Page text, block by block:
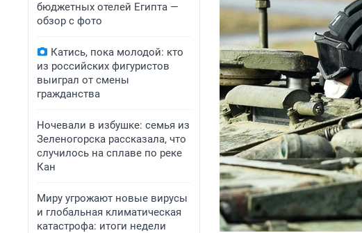
бюджетных отелей Египта —
обзор с фото
Катись, пока молодой: кто
из российских фигуристов
выиграл от смены
гражданства
Ночевали в избушке: семья из
Зеленогорска рассказала, что
случилось на сплаве по реке
Кан
Миру угрожают новые вирусы
и глобальная климатическая
катастрофа: итоги недели